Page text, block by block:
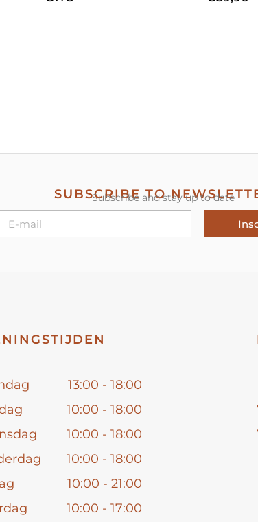
SUBSCRIBE TO
Subscribe and stay up to date
13:00 - 18:00
10:00 - 18:00
10:00 - 18:00
10:00 - 18:00
10:00 - 21:00
10:00 - 17:00